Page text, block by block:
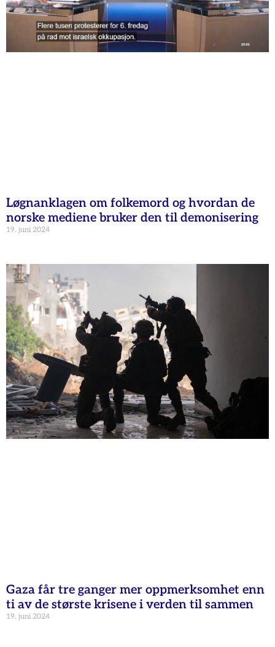
Løgnanklagen om folkemord og hvordan de
norske mediene bruker den til demonisering
19. juni 2024
Gaza får tre ganger mer oppmerksomhet enn
ti av de største krisene i verden til sammen
19. juni 2024